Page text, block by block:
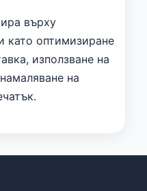
върху
като оптимизиране
използване на
на